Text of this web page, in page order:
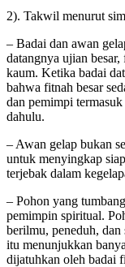
2). Takwil menurut
– Badai dan awan
datangnya ujian
kaum. Ketika badai
bahwa fitnah besar
dan pemimpi
dahulu.
– Awan gelap bukan
untuk menyingkap
terjebak dalam
– Pohon yang
pemimpin spiritual.
berilmu, peneduh,
itu menunjukkan
dijatuhkan oleh badai